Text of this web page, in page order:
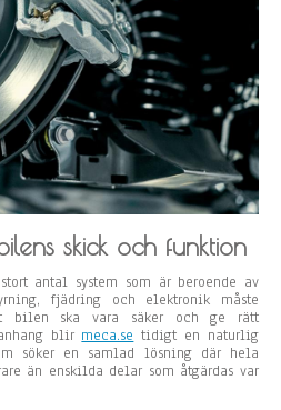
skick och funktion
antal system som är beroende av
fjädring och elektronik måste
bilen ska vara säker och ge rätt
blir meca.se tidigt en naturlig
söker en samlad lösning där hela
än enskilda delar som åtgärdas var